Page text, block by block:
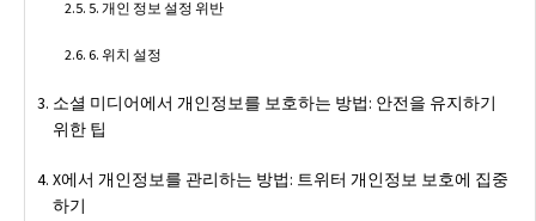
5. 개인 정보 설정 위반
6. 위치 설정
소셜 미디어에서 개인정보를 보호하는 방법: 안전을 유지하기
위한 팁
X에서 개인정보를 관리하는 방법: 트위터 개인정보 보호에 집중
하기